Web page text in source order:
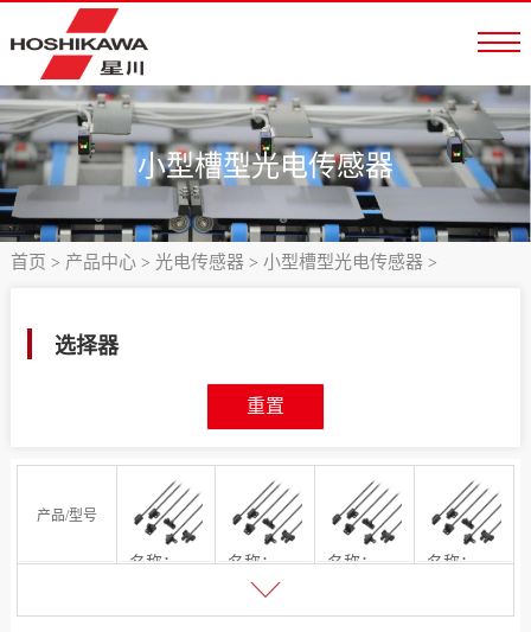
小型槽型光电传感器
首页 > 产品中心> 光电传感器> 小型槽型光电传感器 >
选择器
重置
产品/型号
名称：小型槽型光电传感器 名称：小型槽型光电传感器 名称：小型槽型光电传感器 名称：小型槽型光电传感器